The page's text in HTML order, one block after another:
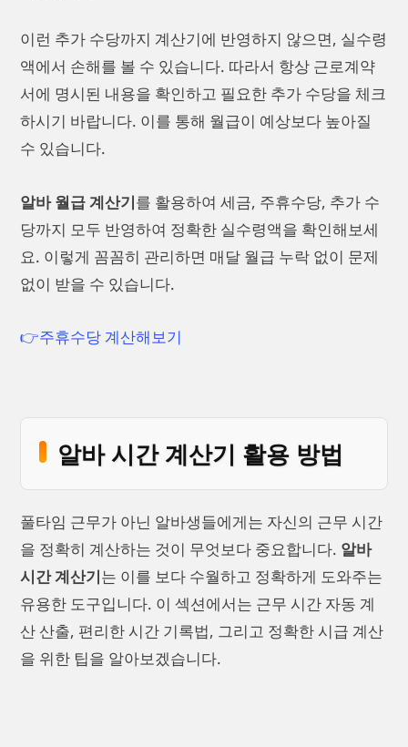
이런 추가 수당까지 계산기에 반영하지 않으면, 실수령
액에서 손해를 볼 수 있습니다. 따라서 항상 근로계약
서에 명시된 내용을 확인하고 필요한 추가 수당을 체크
하시기 바랍니다. 이를 통해 월급이 예상보다 높아질
수 있습니다.
알바 월급 계산기를 활용하여 세금, 주휴수당, 추가 수
당까지 모두 반영하여 정확한 실수령액을 확인해보세
요. 이렇게 꼼꼼히 관리하면 매달 월급 누락 없이 문제
없이 받을 수 있습니다.
👉주휴수당 계산해보기
알바 시간 계산기 활용 방법
풀타임 근무가 아닌 알바생들에게는 자신의 근무 시간
을 정확히 계산하는 것이 무엇보다 중요합니다. 알바
시간 계산기는 이를 보다 수월하고 정확하게 도와주는
유용한 도구입니다. 이 섹션에서는 근무 시간 자동 계
산 산출, 편리한 시간 기록법, 그리고 정확한 시급 계산
을 위한 팁을 알아보겠습니다.